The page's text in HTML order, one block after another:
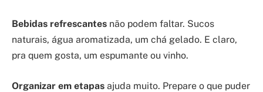
Bebidas refrescantes não podem faltar. Sucos
naturais, água aromatizada, um chá gelado. E claro,
pra quem gosta, um espumante ou vinho.
Organizar em etapas ajuda muito. Prepare o que puder